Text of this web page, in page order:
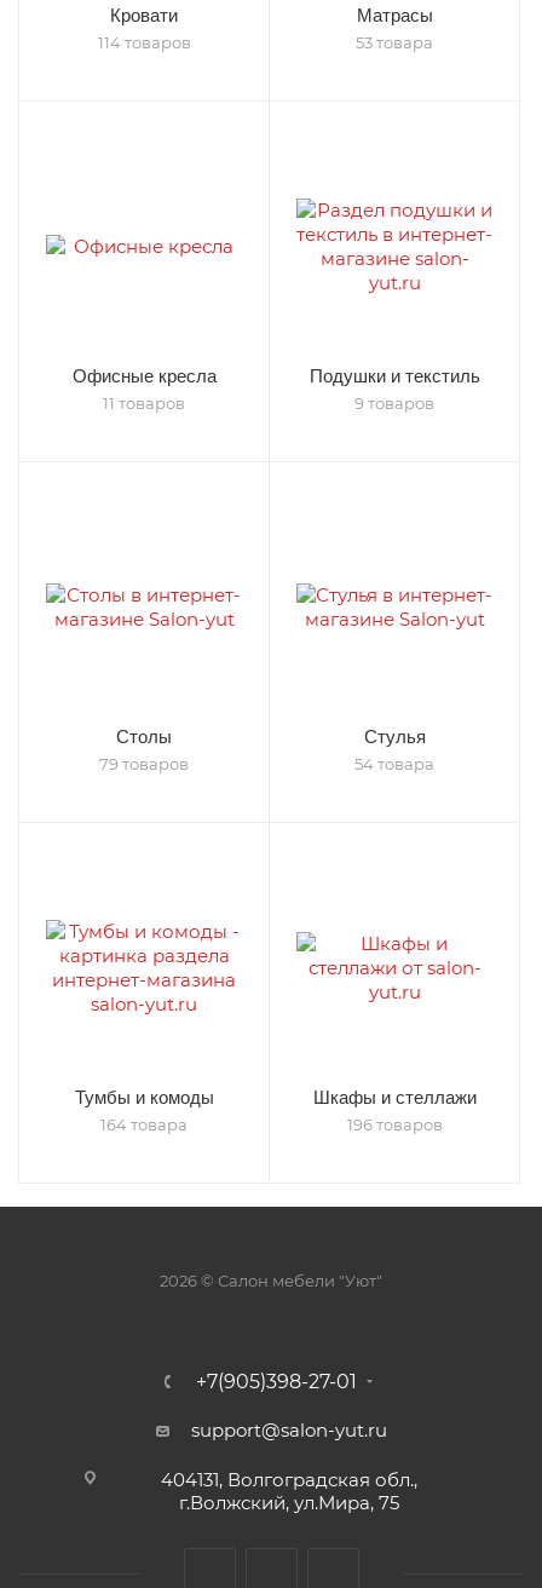
Кровати
114 товаров
Матрасы
53 товара
Офисные кресла
11 товаров
Подушки и текстиль
9 товаров
Столы
79 товаров
Стулья
54 товара
Тумбы и комоды
164 товара
Шкафы и стеллажи
196 товаров
2026 © Салон мебели "Уют"
+7(905)398-27-01
support@salon-yut.ru
404131, Волгоградская обл.,
г.Волжский, ул.Мира, 75